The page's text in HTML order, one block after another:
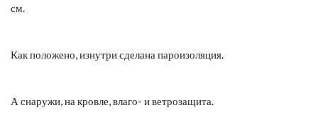
см.
Как положено, изнутри сделана пароизоляция.
А снаружи, на кровле, влаго- и ветрозащита.